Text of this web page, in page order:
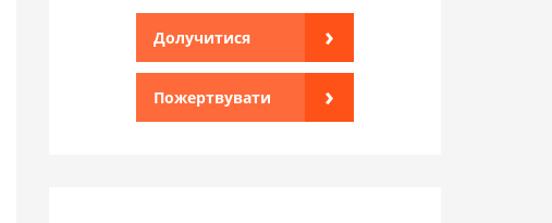
Долучитися ›
Пожертвувати ›